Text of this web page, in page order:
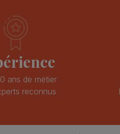
ans de métier
reconnus